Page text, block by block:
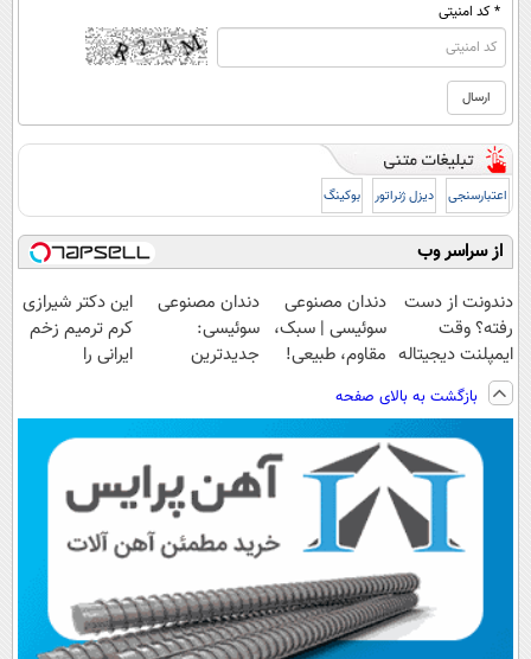
* کد امنیتی
اعتبارسنجی دیزل ژنراتور بوکینگ
از سراسر وب
دندونت از دست
رفته؟ وقت
ایمپلنت دیجیتاله
دندان مصنوعی
سوئیسی | سبک،
مقاوم، طبیعی!
رایگان+پرداخت
اقساطی😍
دندان مصنوعی
سوئیسی:
جدیدترین
پرداخت قسطی
این دکتر شیرازی
کرم ترمیم زخم
ایرانی را
بازگشت به بالای صفحه